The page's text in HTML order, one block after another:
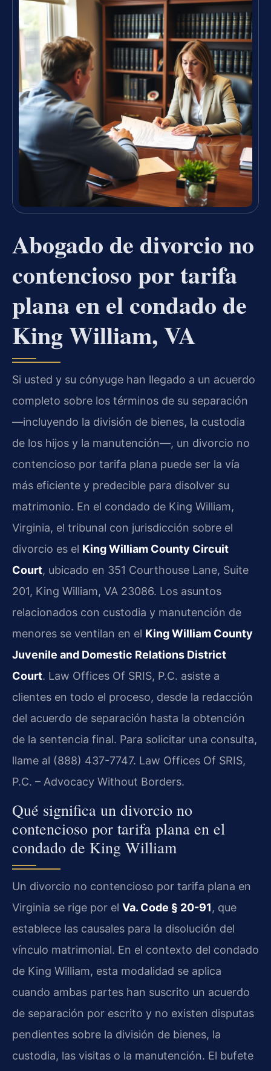
Abogado de divorcio no
contencioso por tarifa
plana en el condado de
King William, VA
Si usted y su cónyuge han llegado a un acuerdo
completo sobre los términos de su separación
—incluyendo la división de bienes, la custodia
de los hijos y la manutención—, un divorcio no
contencioso por tarifa plana puede ser la vía
más eficiente y predecible para disolver su
matrimonio. En el condado de King William,
Virginia, el tribunal con jurisdicción sobre el
divorcio es el King William County Circuit
Court, ubicado en 351 Courthouse Lane, Suite
201, King William, VA 23086. Los asuntos
relacionados con custodia y manutención de
menores se ventilan en el King William County
Juvenile and Domestic Relations District
Court. Law Offices Of SRIS, P.C. asiste a
clientes en todo el proceso, desde la redacción
del acuerdo de separación hasta la obtención
de la sentencia final. Para solicitar una consulta,
llame al (888) 437-7747. Law Offices Of SRIS,
P.C. – Advocacy Without Borders.
Qué significa un divorcio no
contencioso por tarifa plana en el
condado de King William
Un divorcio no contencioso por tarifa plana en
Virginia se rige por el Va. Code § 20-91, que
establece las causales para la disolución del
vínculo matrimonial. En el contexto del condado
de King William, esta modalidad se aplica
cuando ambas partes han suscrito un acuerdo
de separación por escrito y no existen disputas
pendientes sobre la división de bienes, la
custodia, las visitas o la manutención. El bufete